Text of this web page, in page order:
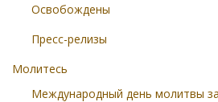
Освобождены
Пресс-релизы
Молитесь
Международный день молитвы